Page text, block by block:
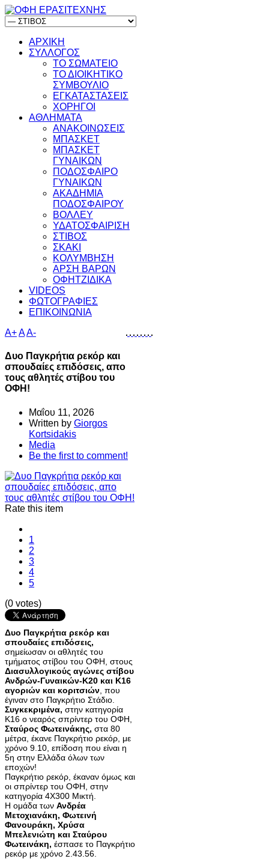
ΑΡΧΙΚΗ
ΣΥΛΛΟΓΟΣ
ΤΟ ΣΩΜΑΤΕΙΟ
ΤΟ ΔΙΟΙΚΗΤΙΚΟ
ΣΥΜΒΟΥΛΙΟ
ΕΓΚΑΤΑΣΤΑΣΕΙΣ
ΧΟΡΗΓΟΙ
ΑΘΛΗΜΑΤΑ
ΑΝΑΚΟΙΝΩΣΕΙΣ
ΜΠΑΣΚΕΤ
ΜΠΑΣΚΕΤ
ΓΥΝΑΙΚΩΝ
ΠΟΔΟΣΦΑΙΡΟ
ΓΥΝΑΙΚΩΝ
ΑΚΑΔΗΜΙΑ
ΠΟΔΟΣΦΑΙΡΟΥ
ΒΟΛΛΕΥ
ΥΔΑΤΟΣΦΑΙΡΙΣΗ
ΣΤΙΒΟΣ
ΣΚΑΚΙ
ΚΟΛΥΜΒΗΣΗ
ΑΡΣΗ ΒΑΡΩΝ
ΟΦΗΤΖΙΔΙΚΑ
VIDEOS
ΦΩΤΟΓΡΑΦΙΕΣ
ΕΠΙΚΟΙΝΩΝΙΑ
A+AA-
Δυο Παγκρήτια ρεκόρ και
σπουδαίες επιδόσεις, απο
τους αθλητές στίβου του
ΟΦΗ!
Μαΐου 11, 2026
Written by Giorgos
Kortsidakis
Media
Be the first to comment!
Rate this item
1
2
3
4
5
(0 votes)
Δυο Παγκρήτια ρεκόρ και
σπουδαίες επιδόσεις,
σημείωσαν οι αθλητές του
τμήματος στίβου του ΟΦΗ, στους
Διασυλλογικούς αγώνες στίβου
Ανδρών-Γυναικών-Κ20 και Κ16
αγοριών και κοριτσιών , που
έγιναν στο Παγκρήτιο Στάδιο.
Συγκεκριμένα, στην κατηγορία
Κ16 ο νεαρός σπρίντερ του ΟΦΗ,
Σταύρος Φωτεινάκης, στα 80
μέτρα, έκανε Παγκρήτιο ρεκόρ, με
χρόνο 9.10, επίδοση που είναι η
5η στην Ελλάδα όλων των
εποχών!
Παγκρήτιο ρεκόρ, έκαναν όμως και
οι σπρίντερ του ΟΦΗ, στην
κατηγορία 4Χ300 Μικτή.
Η ομάδα των Ανδρέα
Μετοχιανάκη, Φωτεινή
Φανουράκη, Χρύσα
Μπελενιώτη και Σταύρου
Φωτεινάκη, έσπασε το Παγκρήτιο
ρεκόρ με χρόνο 2.43.56.